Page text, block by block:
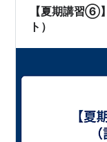
これまで学んで
【夏期講習⑥
ト）